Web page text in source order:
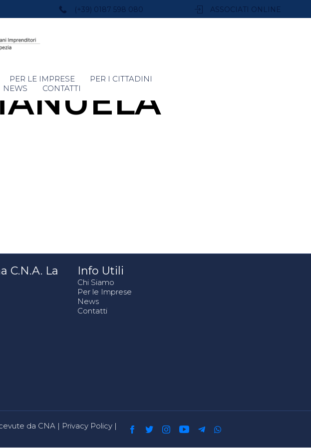
(+39) 0187 598 080 ASSOCIATI ONLINE
PER LE IMPRESE
PER I CITTADINI
NEWS CONTATTI
C.N.A. La
Info Utili
Chi Siamo
Per le Imprese
News
Contatti
da CNA | Privacy Policy |